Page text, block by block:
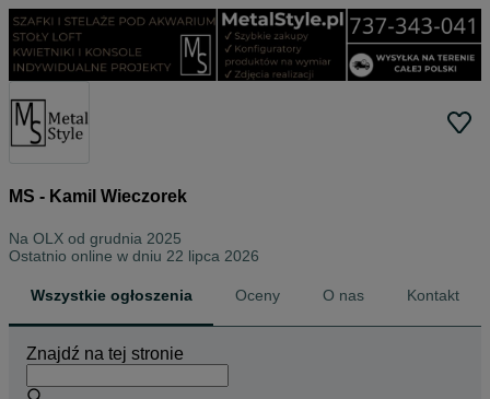
MS - Kamil Wieczorek
Na OLX od grudnia 2025
Ostatnio online w dniu 22 lipca 2026
Wszystkie ogłoszenia Oceny O nas Kontakt
Znajdź na tej stronie